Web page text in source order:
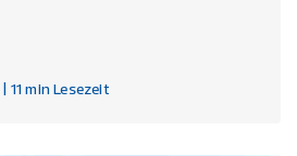
| 11 min Lesezeit